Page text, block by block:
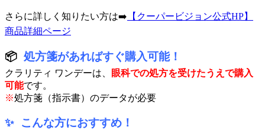
さらに詳しく知りたい方は➡️ 【クーパービジョン公式HP】
商品詳細ページ
📦 処方箋があればすぐ購入可能！
クラリティ ワンデーは、
眼科での処方を受けたうえで購入
可能です。
※処方箋（指示書）のデータが必要
✨ こんな方におすすめ！